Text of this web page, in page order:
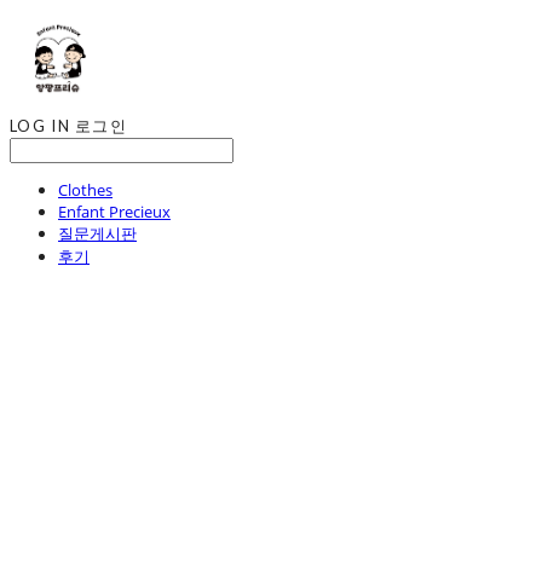
LOG IN 로그인
Clothes
Enfant Precieux
질문게시판
후기